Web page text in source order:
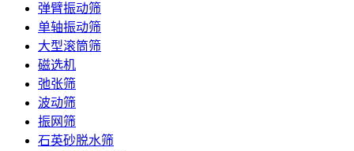
弹臂振动筛
单轴振动筛
大型滚筒筛
磁选机
弛张筛
波动筛
振网筛
石英砂脱水筛